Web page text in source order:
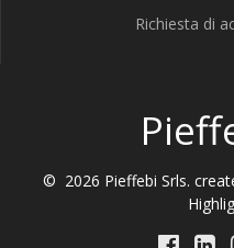
Richiesta di
© 2026 Pieffebi Srls.